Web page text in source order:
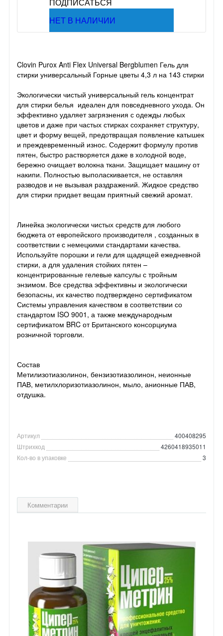
НЕТ В НАЛИЧИИ
Clovin Purox Anti Flex Universal Bergblumen Гель для
стирки универсальный Горные цветы 4,3 л на 143 стирки
Экологически чистый универсальный гель концентрат
для стирки белья идеален для повседневного ухода. Он
эффективно удаляет загрязнения с одежды любых
цветов и даже при частых стирках сохраняет структуру,
цвет и форму вещей, предотвращая появление катышек
и преждевременный износ. Содержит формулу против
пятен, быстро растворяется даже в холодной воде,
бережно очищает волокна ткани. Защищает машину от
накипи. Полностью выполаскивается, не оставляя
разводов и не вызывая раздражений. Жидкое средство
для стирки придает вещам приятный свежий аромат.
Линейка экологически чистых средств для любого
бюджета от европейского производителя , созданных в
соответствии с немецкими стандартами качества.
Используйте порошки и гели для щадящей ежедневной
стирки, а для удаления стойких пятен –
концентрированные гелевые капсулы с тройным
энзимом. Все средства эффективны и экологически
безопасны, их качество подтверждено сертификатом
Системы управления качеством в соответствии со
стандартом ISO 9001, а также международным
сертификатом BRC от Британского консорциума
розничной торговли.
Состав
Метилизотиазолинон, бензизотиазолинон, неионные
ПАВ, метилхлоризотиазолинон, мыло, анионные ПАВ,
отдушка.
Артикул
400408295
Штрихкод
4260418935011
Кол-во в упаковке
3
Комментарии